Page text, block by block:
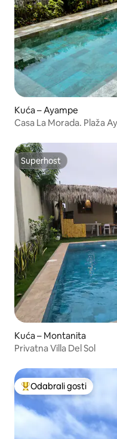
Kuća – Ayampe
Casa La Morada. Plaža
Superhost
Superhost
Kuća – Montanita
Privatna Villa Del Sol
Među najviše
Odabrali gosti